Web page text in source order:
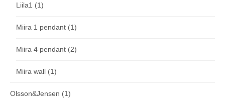
Liila1 (1)
Miira 1 pendant (1)
Miira 4 pendant (2)
Miira wall (1)
Olsson&Jensen (1)